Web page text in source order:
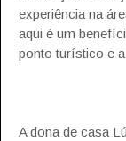
experiência na
aqui é um
ponto turístico e
A dona de casa